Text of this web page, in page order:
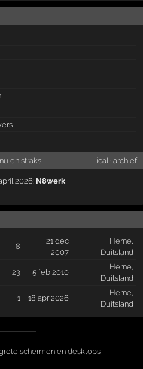
nu en straks ical· archief
2026: N8werk,
8
21 dec
2007
Herne,
Duitsland
23 5 feb 2010
Herne,
Duitsland
1 18 apr 2026
Herne,
Duitsland
schermen en desktops